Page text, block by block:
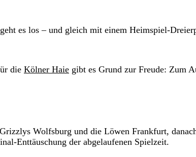
es los – und gleich mit einem Heimspiel-
die Kölner Haie gibt es Grund zur Freude: Zum
Wolfsburg und die Löwen Frankfurt,
Enttäuschung der abgelaufenen Spielzeit.